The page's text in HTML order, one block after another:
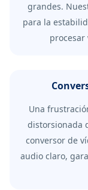
grandes.
para la
Una
distorsionada
conversor de
audio claro,